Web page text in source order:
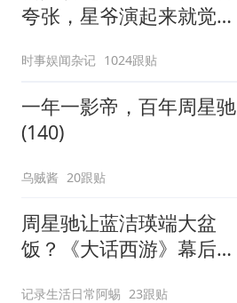
夸张，星爷演起来就觉得
时事娱闻杂记 1024跟贴
一年一影帝，百年周星驰
(140)
乌贼酱 20跟贴
周星驰让蓝洁瑛端大盆
饭？《大话西游》幕后故
记录生活日常阿蜴 23跟贴